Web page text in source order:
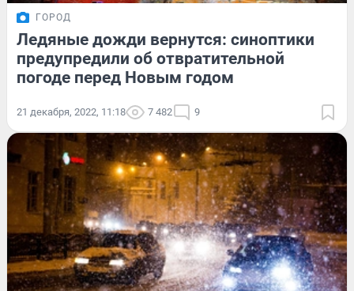
ГОРОД
Ледяные дожди вернутся: синоптики
предупредили об отвратительной
погоде перед Новым годом
21 декабря, 2022, 11:18 7 482 9